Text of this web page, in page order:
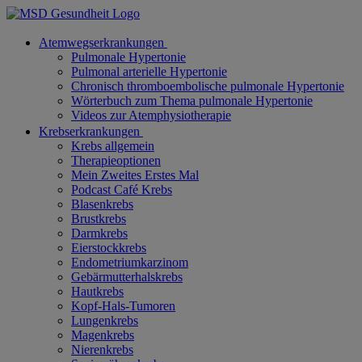
Atemwegserkrankungen
Pulmonale Hypertonie
Pulmonal arterielle Hypertonie
Chronisch thromboembolische pulmonale Hypertonie
Wörterbuch zum Thema pulmonale Hypertonie
Videos zur Atemphysiotherapie
Krebserkrankungen
Krebs allgemein
Therapieoptionen
Mein Zweites Erstes Mal
Podcast Café Krebs
Blasenkrebs
Brustkrebs
Darmkrebs
Eierstockkrebs
Endometriumkarzinom
Gebärmutterhalskrebs
Hautkrebs
Kopf-Hals-Tumoren
Lungenkrebs
Magenkrebs
Nierenkrebs